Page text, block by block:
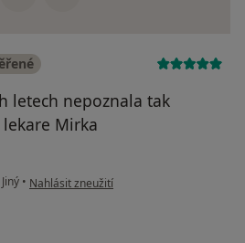
letech nepoznala tak
Mirka
Jiný • podle názoru uživatele Pacient
Nahlásit zneužití